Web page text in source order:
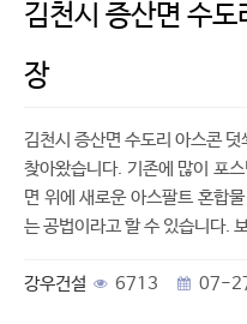
김천시 증산면 수
장
김천시 증산면 수도리 아스콘
찾아왔습니다. 기존에 많이 포
면 위에 새로운 아스팔트 혼합
는 공법이라고 할 수 있습니다.
강우건설 6713 07-